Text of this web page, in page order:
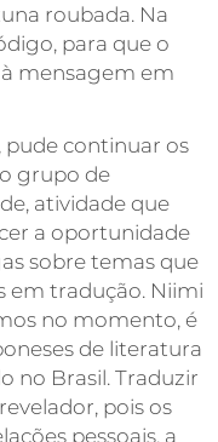
roubada. Na
para que o
mensagem em
pude continuar os
grupo de
atividade que
a oportunidade
sobre temas que
em tradução. Niimi
no momento, é
de literatura
no Brasil. Traduzir
pois os
pessoais, a